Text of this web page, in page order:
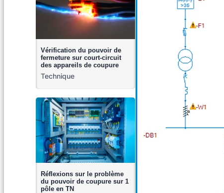
Vérification du pouvoir de
fermeture sur court-circuit
des appareils de coupure
Technique
Réflexions sur le problème
du pouvoir de coupure sur 1
pôle en TN